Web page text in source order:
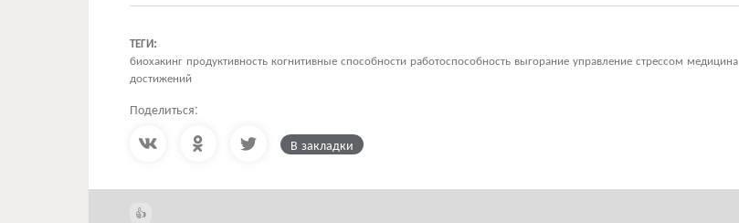
ТЕГИ:
биохакинг продуктивность когнитивные способности работоспособность выгорание управление стрессом медицина
достижений
Поделиться:
В закладки